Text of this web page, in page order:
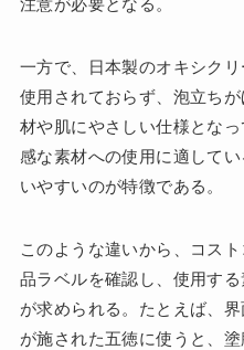
注意が必要となる。
一方で、日本製のオキシク
使用されておらず、泡立ち
材や肌にやさしい仕様とな
感な素材への使用に適して
いやすいのが特徴である。
このような違いから、コス
品ラベルを確認し、使用す
が求められる。たとえば、
が施された五徳に使うと、